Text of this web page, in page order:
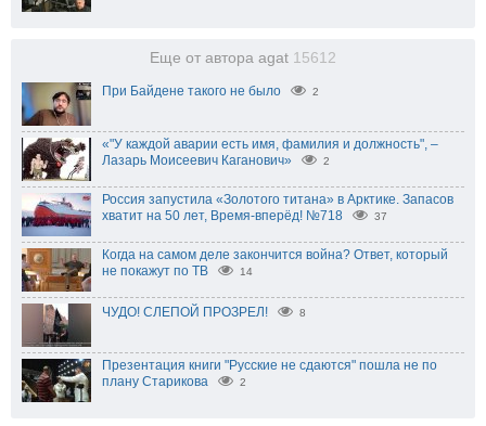
Еще от автора agat 15612
При Байдене такого не было 2
«"У каждой аварии есть имя, фамилия и должность", –
Лазарь Моисеевич Каганович»
2
Россия запустила «Золотого титана» в Арктике. Запасов
хватит на 50 лет, Время-вперёд! №718
37
Когда на самом деле закончится война? Ответ, который
не покажут по ТВ
14
ЧУДО! СЛЕПОЙ ПРОЗРЕЛ! 8
Презентация книги "Русские не сдаются" пошла не по
плану Старикова
2